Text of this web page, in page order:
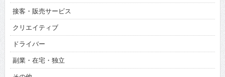
接客・販売サービス
クリエイティブ
ドライバー
副業・在宅・独立